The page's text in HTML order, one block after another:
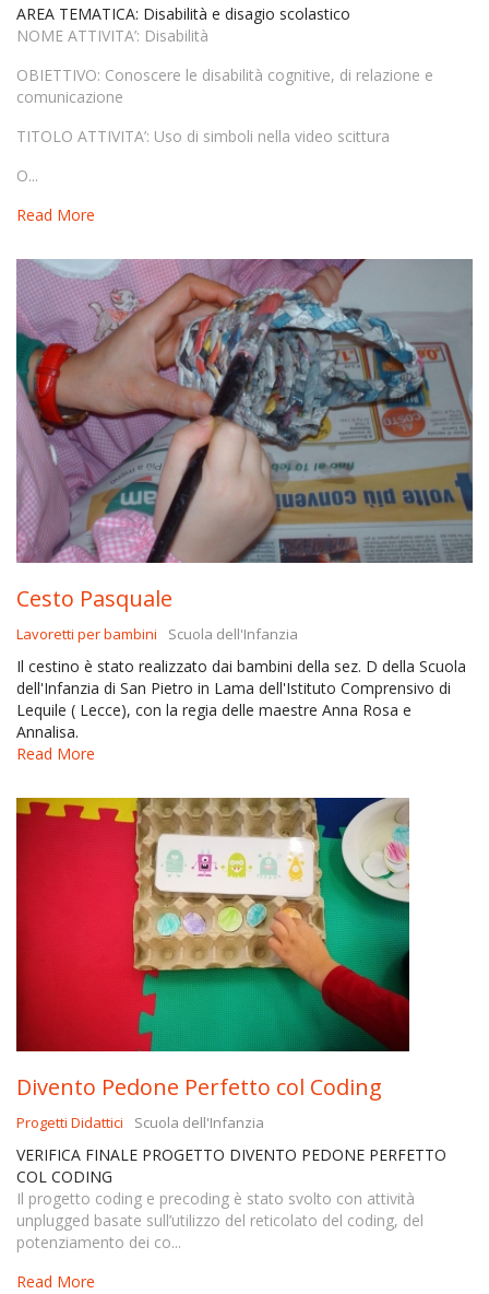
AREA TEMATICA: Disabilità e disagio scolastico
NOME ATTIVITA’: Disabilità
OBIETTIVO: Conoscere le disabilità cognitive, di relazione e
comunicazione
TITOLO ATTIVITA’: Uso di simboli nella video scittura
O...
Read More
Cesto Pasquale
Lavoretti per bambini Scuola dell'Infanzia
Il cestino è stato realizzato dai bambini della sez. D della Scuola
dell'Infanzia di San Pietro in Lama dell'Istituto Comprensivo di
Lequile ( Lecce), con la regia delle maestre Anna Rosa e
Annalisa.
Read More
Divento Pedone Perfetto col Coding
Progetti Didattici Scuola dell'Infanzia
VERIFICA FINALE PROGETTO DIVENTO PEDONE PERFETTO
COL CODING
Il progetto coding e precoding è stato svolto con attività
unplugged basate sull’utilizzo del reticolato del coding, del
potenziamento dei co...
Read More